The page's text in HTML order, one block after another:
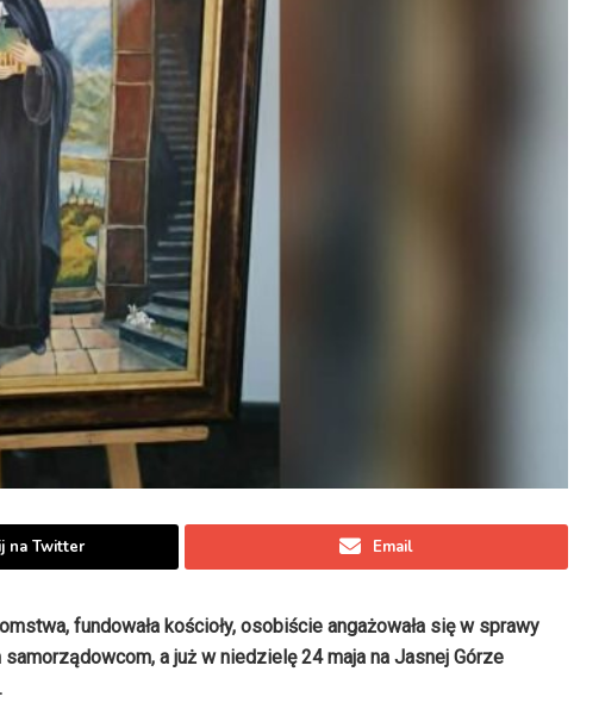
na Twitter Email
fundowała kościoły, osobiście angażowała się w sprawy
a już w niedzielę 24 maja na Jasnej Górze